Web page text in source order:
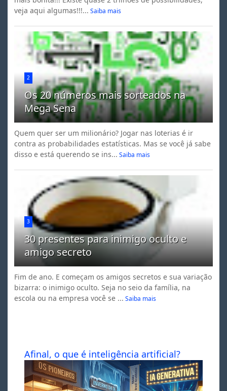
veja aqui algumas!!!... Saiba mais
2
Os 20 números mais sorteados na
Mega Sena
Quem quer ser um milionário? Jogar nas loterias é ir
contra as probabilidades estatísticas. Mas se você já sabe
disso e está querendo se ins... Saiba mais
3
30 presentes para inimigo oculto e
amigo secreto
Fim de ano. E começam os amigos secretos e sua variação
bizarra: o inimigo oculto. Seja no seio da família, na
escola ou na empresa você se ... Saiba mais
Afinal, o que é inteligência artificial?